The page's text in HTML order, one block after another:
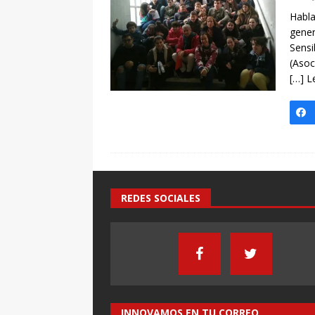
[ 7 enero, 2025 ]
Primaria Prof. Heliodoro
[…]
REDES SOCIALES